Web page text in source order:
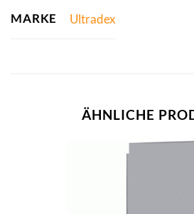
MARKE Ultradex
ÄHNLICHE